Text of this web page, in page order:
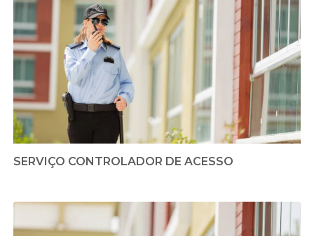
SERVIÇO CONTROLADOR DE ACESSO